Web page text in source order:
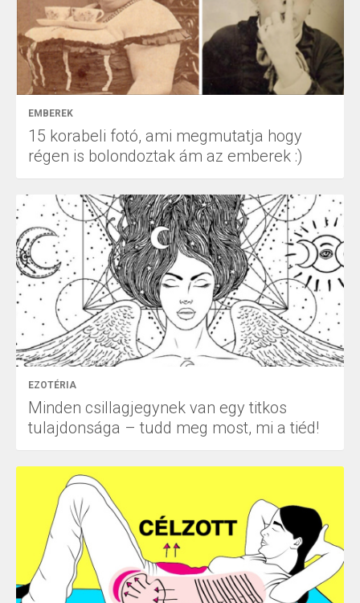
EMBEREK
15 korabeli fotó, ami megmutatja hogy
régen is bolondoztak ám az emberek :)
EZOTÉRIA
Minden csillagjegynek van egy titkos
tulajdonsága – tudd meg most, mi a tiéd!